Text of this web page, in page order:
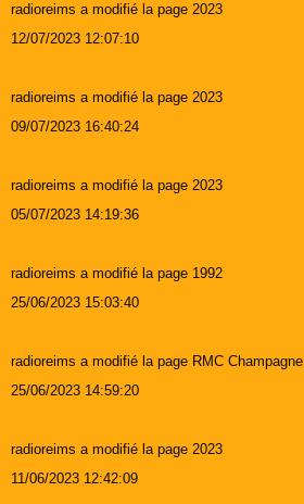
radioreims a modifié la page 2023
12/07/2023 12:07:10
radioreims a modifié la page 2023
09/07/2023 16:40:24
radioreims a modifié la page 2023
05/07/2023 14:19:36
radioreims a modifié la page 1992
25/06/2023 15:03:40
radioreims a modifié la page RMC Champagne
25/06/2023 14:59:20
radioreims a modifié la page 2023
11/06/2023 12:42:09